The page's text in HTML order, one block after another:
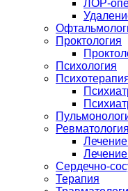
ЛОР-
Проктология
Психология
Ревматология
Сердечно-
Терапия